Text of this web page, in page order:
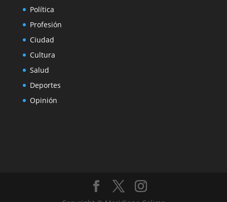
Política
Profesión
Ciudad
Cultura
Salud
Deportes
Opinión